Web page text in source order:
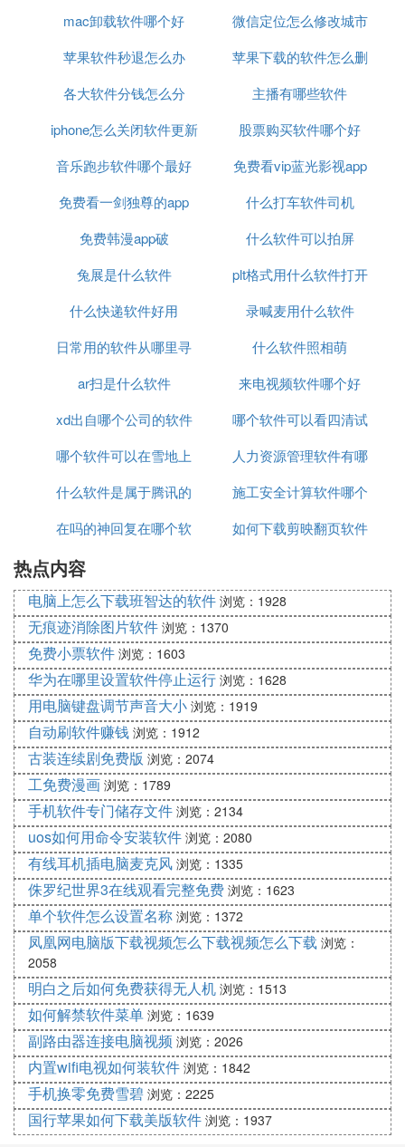
mac卸载软件哪个好
微信定位怎么修改城市
软件
苹果软件秒退怎么办
苹果下载的软件怎么删
除
各大软件分钱怎么分
主播有哪些软件
iphone怎么关闭软件更新
股票购买软件哪个好
音乐跑步软件哪个最好
免费看vip蓝光影视app
免费看一剑独尊的app
什么打车软件司机
免费韩漫app破
什么软件可以拍屏
兔展是什么软件
plt格式用什么软件打开
什么快递软件好用
录喊麦用什么软件
日常用的软件从哪里寻
找
什么软件照相萌
ar扫是什么软件
来电视频软件哪个好
xd出自哪个公司的软件
哪个软件可以看四清试
卷
哪个软件可以在雪地上
写名字
人力资源管理软件有哪
些
什么软件是属于腾讯的
施工安全计算软件哪个
好
在吗的神回复在哪个软
如何下载剪映翻页软件
热点内容
电脑上怎么下载班智达的软件 浏览：1928
无痕迹消除图片软件 浏览：1370
免费小票软件 浏览：1603
华为在哪里设置软件停止运行 浏览：1628
用电脑键盘调节声音大小 浏览：1919
自动刷软件赚钱 浏览：1912
古装连续剧免费版 浏览：2074
工免费漫画 浏览：1789
手机软件专门储存文件 浏览：2134
uos如何用命令安装软件 浏览：2080
有线耳机插电脑麦克风 浏览：1335
侏罗纪世界3在线观看完整免费 浏览：1623
单个软件怎么设置名称 浏览：1372
凤凰网电脑版下载视频怎么下载视频怎么下载 浏览：
2058
明白之后如何免费获得无人机 浏览：1513
如何解禁软件菜单 浏览：1639
副路由器连接电脑视频 浏览：2026
内置wifi电视如何装软件 浏览：1842
手机换零免费雪碧 浏览：2225
国行苹果如何下载美版软件 浏览：1937